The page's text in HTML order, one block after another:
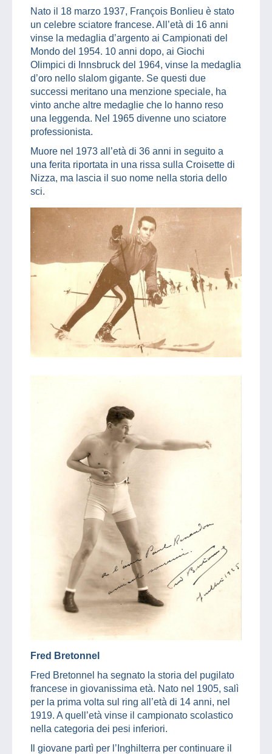
Nato il 18 marzo 1937, François Bonlieu è stato
un celebre sciatore francese. All’età di 16 anni
vinse la medaglia d’argento ai Campionati del
Mondo del 1954. 10 anni dopo, ai Giochi
Olimpici di Innsbruck del 1964, vinse la medaglia
d’oro nello slalom gigante. Se questi due
successi meritano una menzione speciale, ha
vinto anche altre medaglie che lo hanno reso
una leggenda. Nel 1965 divenne uno sciatore
professionista.
Muore nel 1973 all’età di 36 anni in seguito a
una ferita riportata in una rissa sulla Croisette di
Nizza, ma lascia il suo nome nella storia dello
sci.
Fred Bretonnel
Fred Bretonnel ha segnato la storia del pugilato
francese in giovanissima età. Nato nel 1905, salì
per la prima volta sul ring all’età di 14 anni, nel
1919. A quell’età vinse il campionato scolastico
nella categoria dei pesi inferiori.
Il giovane partì per l’Inghilterra per continuare il